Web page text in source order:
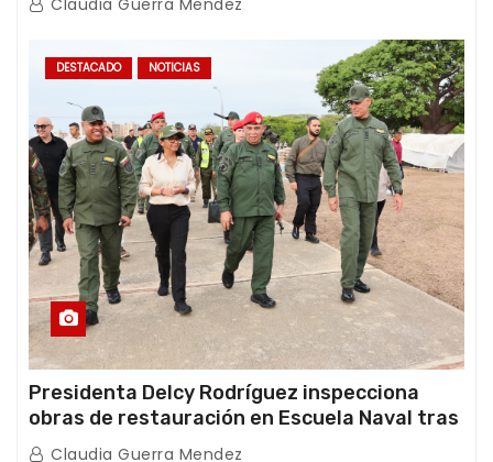
Claudia Guerra Mendez
DESTACADO NOTICIAS
Presidenta Delcy Rodríguez inspecciona
obras de restauración en Escuela Naval tras
afectaciones sísmicas en La Guaira
Claudia Guerra Mendez